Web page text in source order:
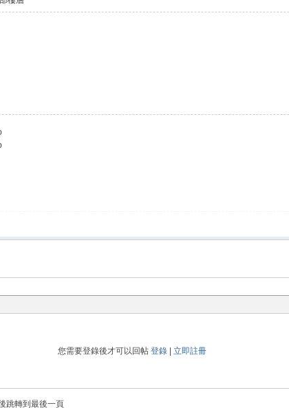
您需要登錄後才可以回帖 登錄| 立即註冊
跳轉到最後一頁